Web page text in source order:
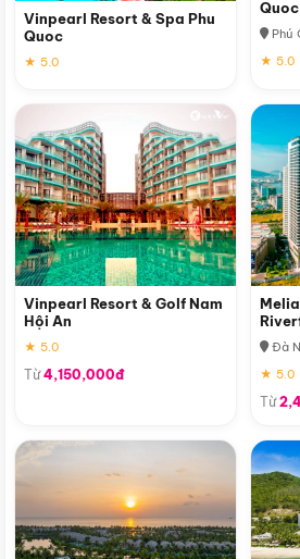
Vinpearl Resort & Spa Phu
Quoc
★ 5.0
Quoc
Phú
★ 5.0
Vinpearl Resort & Golf Nam
Hội An
★ 5.0
Từ4,150,000đ
Đà
★ 5.0
Từ